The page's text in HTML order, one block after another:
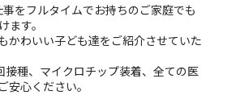
をフルタイムでお持ちのご家庭でも
ます。
かわいい子ども達をご紹介させていた
接種、マイクロチップ装着、全ての医
安心ください。